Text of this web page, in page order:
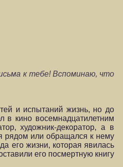
к тебе! Вспоминаю, что
и испытаний жизнь, но до
в кино восемнадцатилетним
художник-декоратор, а в
рядом или обращался к нему
его жизни, которая явилась
его посмертную книгу